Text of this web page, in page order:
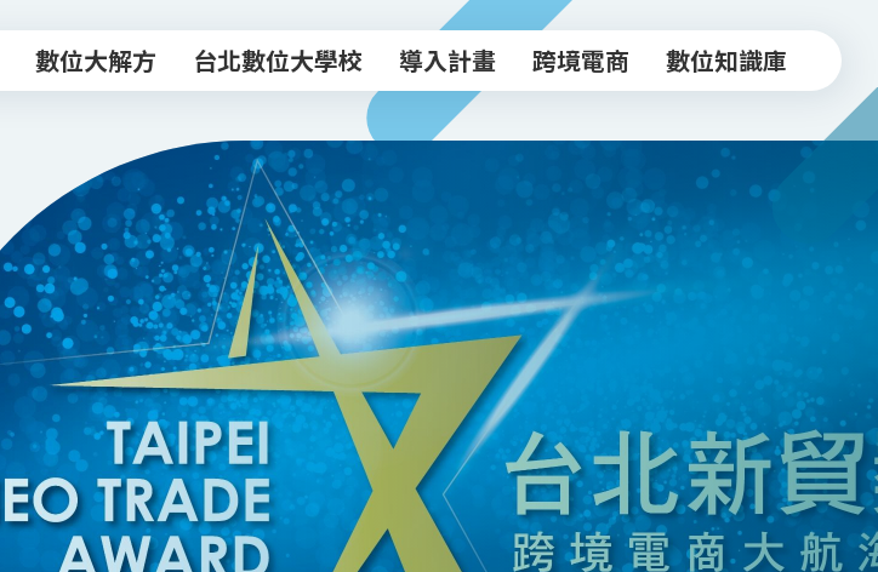
數位大解方
數位轉型諮商室
專業顧問團
數位補給站
台北數位大學校
主題課程
數位創新工作坊
導入計畫
導入計畫
中小企業導入計畫
實體店家導入計畫
跨境驗證輔導計畫
跨境電商
跨境驗證輔導方案
跨境電商工作坊
台北新貿獎
數位知識庫
常見FAQ
知識文章